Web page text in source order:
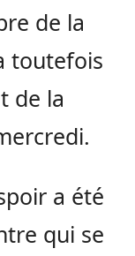
de la
toutefois
de la
a été
qui se